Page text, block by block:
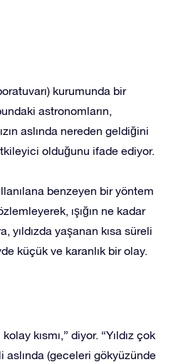
kurumunda bir
astronomların,
aslında nereden geldiğini
olduğunu ifade ediyor.
benzeyen bir yöntem
ışığın ne kadar
yıldızda yaşanan kısa süreli
küçük ve karanlık bir olay.
kısmı,” diyor. “Yıldız çok
(geceleri gökyüzünde